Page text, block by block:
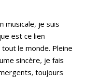
musicale, je suis
est ce lien
le monde. Pleine
sincère, je fais
toujours